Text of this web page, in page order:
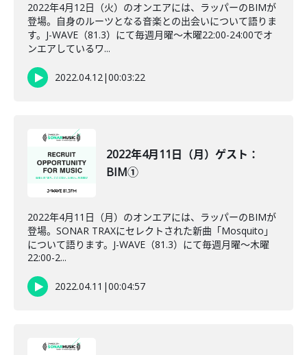
2022年4月12日（火）のオンエアには、ラッパーのBIMが
登場。自身のルーツとなる音楽との出会いについて語りま
す。J-WAVE（81.3）にて毎週月曜～木曜22:00-24:00でオ
ンエアしているワ...
2022.04.12|00:03:22
2022年4月11日（月）ゲスト：
BIM①
2022年4月11日（月）のオンエアには、ラッパーのBIMが
登場。SONAR TRAXにセレクトされた新曲「Mosquito」
について語ります。J-WAVE（81.3）にて毎週月曜～木曜
22:00-2...
2022.04.11 |00:04:57